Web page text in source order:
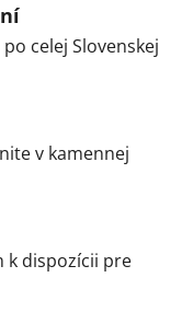
celej Slovenskej
v kamennej
k dispozícii pre